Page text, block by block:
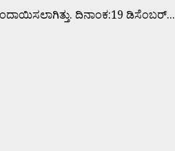
ದಿನಾಂಕ:19 ಡಿಸೆಂಬರ್...